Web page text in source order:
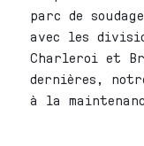
parc de
avec les
Charleroi et
dernières,
à la